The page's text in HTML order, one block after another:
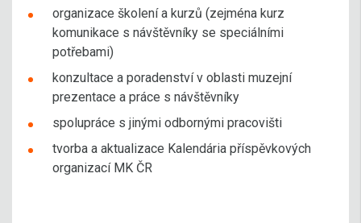
organizace školení a kurzů (zejména kurz
komunikace s návštěvníky se speciálními
potřebami)
konzultace a poradenství v oblasti muzejní
prezentace a práce s návštěvníky
spolupráce s jinými odbornými pracovišti
tvorba a aktualizace Kalendária příspěvkových
organizací MK ČR